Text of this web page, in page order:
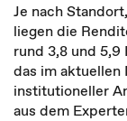
Je nach
liegen die
rund 3,8 und 5,9
das im
institutioneller
aus dem